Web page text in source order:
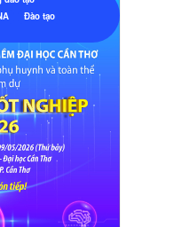
Đào tạo